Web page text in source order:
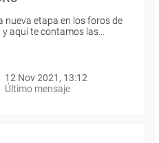
nueva etapa en los foros de
aquí te contamos las…
12 Nov 2021, 13:12
Último mensaje